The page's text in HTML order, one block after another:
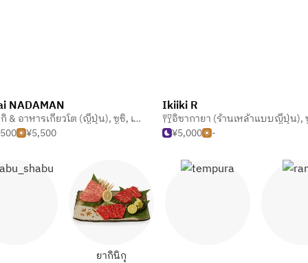
NADAMAN
กิ & อาหารเกียวโต (ญี่ปุ่น), ซูชิ, เทมปุระ
¥5,500
Ikiiki R
อิซากายา (ร้านเหล้าแบบญี่ปุ่น),
¥5,000
-
ยากินิกุ